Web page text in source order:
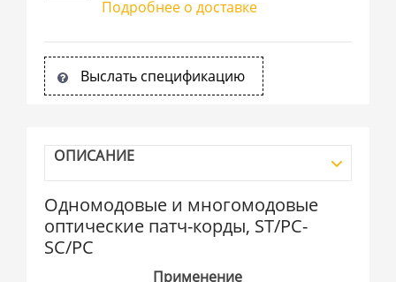
Подробнее о доставке
Выслать спецификацию
ОПИСАНИЕ
Одномодовые и многомодовые
оптические патч-корды, ST/PC-
SC/PC
Применение